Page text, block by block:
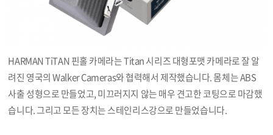
HARMAN TiTAN 핀홀 카메라는 Titan 시리즈 대형포맷 카메라로 잘 알
려진 영국의 Walker Cameras와 협력해서 제작했습니다. 몸체는 ABS
사출 성형으로 만들었고, 미끄러지지 않는 매우 견고한 코팅으로 마감했
습니다. 그리고 모든 장치는 스테인리스강으로 만들었습니다.